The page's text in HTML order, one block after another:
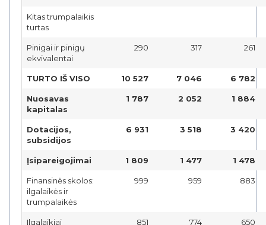
Kitas trumpalaikis
turtas
Pinigai ir pinigų
ekvivalentai
290 317 261
TURTO IŠ VISO 10 527 7 046 6 782
Nuosavas
kapitalas
1 787 2 052 1 884
Dotacijos,
subsidijos
6 931 3 518 3 420
Įsipareigojimai 1 809 1 477 1 478
Finansinės skolos:
ilgalaikės ir
trumpalaikės
999 959 883
Ilgalaikiai
851 774 650